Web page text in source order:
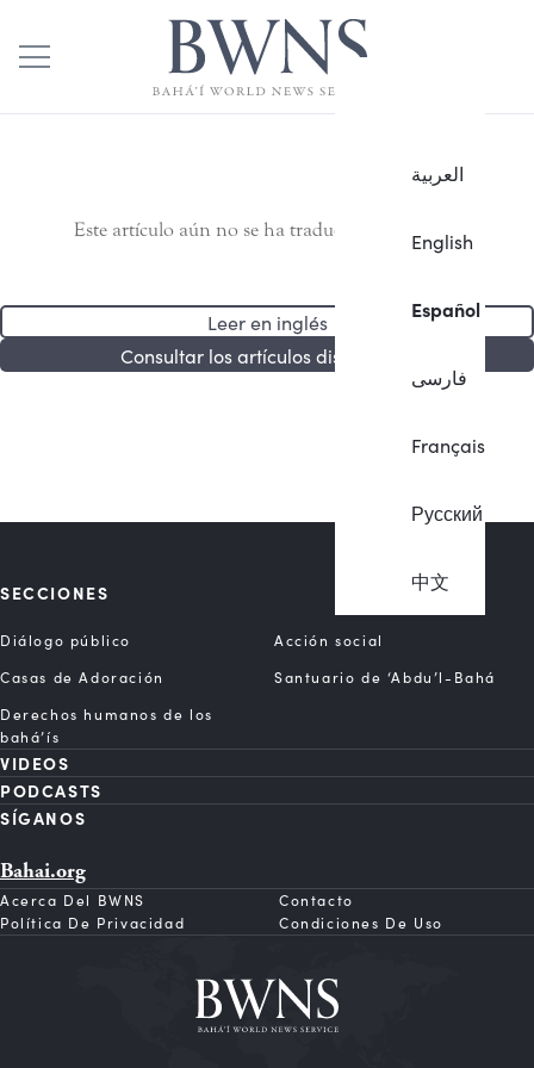
العربية
English
Español
فارسی
Français
Русский
中文
Este artículo aún no se ha traducido al español.
Leer en inglés
Consultar los artículos disponibles
SECCIONES
Diálogo público
Acción social
Casas de Adoración
Santuario de ‘Abdu’l-Bahá
Derechos humanos de los
bahá’ís
VIDEOS
PODCASTS
SÍGANOS
Bahai.org
Acerca Del BWNS
Contacto
Política De Privacidad
Condiciones De Uso